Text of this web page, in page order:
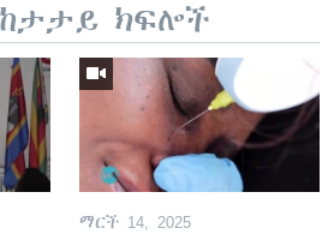
ክፍሎች
ማርች 14, 2025